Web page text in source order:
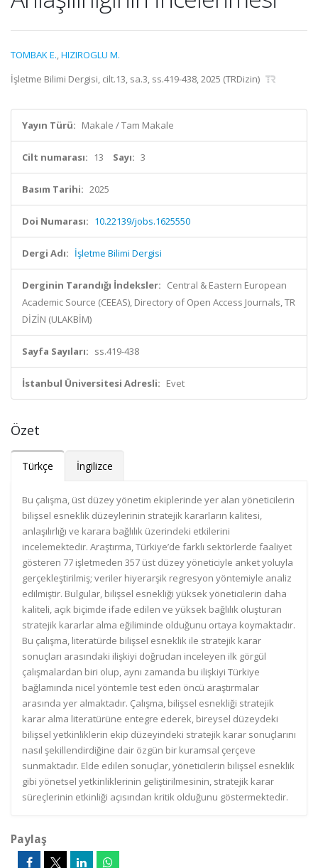
TOMBAK E.,HIZIROGLU M.
İşletme Bilimi Dergisi, cilt.13, sa.3, ss.419-438, 2025 (TRDizin)
Yayın Türü: Makale / Tam Makale
Cilt numarası: 13 Sayı: 3
Basım Tarihi: 2025
Doi Numarası: 10.22139/jobs.1625550
Dergi Adı: İşletme Bilimi Dergisi
Derginin Tarandığı İndeksler: Central & Eastern European
Academic Source (CEEAS), Directory of Open Access Journals, TR
DİZİN (ULAKBİM)
Sayfa Sayıları: ss.419-438
İstanbul Üniversitesi Adresli: Evet
Özet
Türkçe İngilizce
Bu çalışma, üst düzey yönetim ekiplerinde yer alan yöneticilerin
bilişsel esneklik düzeylerinin stratejik kararların kalitesi,
anlaşılırlığı ve karara bağlılık üzerindeki etkilerini
incelemektedir. Araştırma, Türkiye’de farklı sektörlerde faaliyet
gösteren 77 işletmeden 357 üst düzey yöneticiyle anket yoluyla
gerçekleştirilmiş; veriler hiyerarşik regresyon yöntemiyle analiz
edilmiştir. Bulgular, bilişsel esnekliği yüksek yöneticilerin daha
kaliteli, açık biçimde ifade edilen ve yüksek bağlılık oluşturan
stratejik kararlar alma eğiliminde olduğunu ortaya koymaktadır.
Bu çalışma, literatürde bilişsel esneklik ile stratejik karar
sonuçları arasındaki ilişkiyi doğrudan inceleyen ilk görgül
çalışmalardan biri olup, aynı zamanda bu ilişkiyi Türkiye
bağlamında nicel yöntemle test eden öncü araştırmalar
arasında yer almaktadır. Çalışma, bilişsel esnekliği stratejik
karar alma literatürüne entegre ederek, bireysel düzeydeki
bilişsel yetkinliklerin ekip düzeyindeki stratejik karar sonuçlarını
nasıl şekillendirdiğine dair özgün bir kuramsal çerçeve
sunmaktadır. Elde edilen sonuçlar, yöneticilerin bilişsel esneklik
gibi yönetsel yetkinliklerinin geliştirilmesinin, stratejik karar
süreçlerinin etkinliği açısından kritik olduğunu göstermektedir.
Paylaş